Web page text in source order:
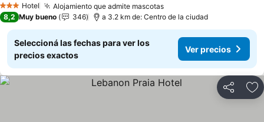
3 Estrellas
Hotel Alojamiento que admite mascotas
8,2 Muy bueno 346 a 3.2 km de: Centro de la ciudad
Seleccioná las fechas para ver los
precios exactos
Ver precios
Compartir